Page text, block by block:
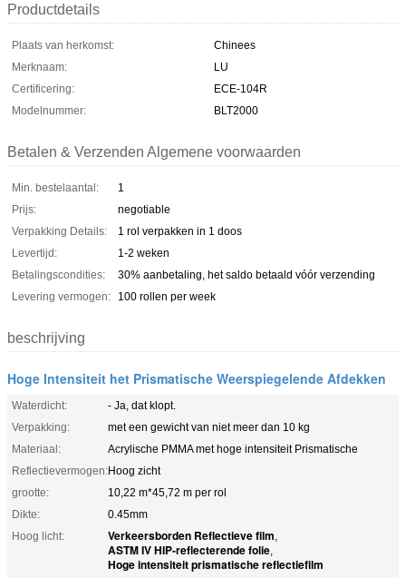
Productdetails
Plaats van herkomst:
Chinees
Merknaam:
LU
Certificering:
ECE-104R
Modelnummer:
BLT2000
Betalen & Verzenden Algemene voorwaarden
Min. bestelaantal:
1
Prijs:
negotiable
Verpakking Details:
1 rol verpakken in 1 doos
Levertijd:
1-2 weken
Betalingscondities:
30% aanbetaling, het saldo betaald vóór verzending
Levering vermogen:
100 rollen per week
beschrijving
Hoge Intensiteit het Prismatische Weerspiegelende Afdekken
Waterdicht:
- Ja, dat klopt.
Verpakking:
met een gewicht van niet meer dan 10 kg
Materiaal:
Acrylische PMMA met hoge intensiteit Prismatische
Reflectievermogen:Hoog zicht
grootte:
10,22 m*45,72 m per rol
Dikte:
0.45mm
Hoog licht:
Verkeersborden Reflectieve film,
ASTM IV HIP-reflecterende folie,
Hoge intensiteit prismatische reflectiefilm